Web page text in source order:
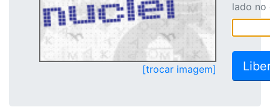
[trocar imagem]
lado no